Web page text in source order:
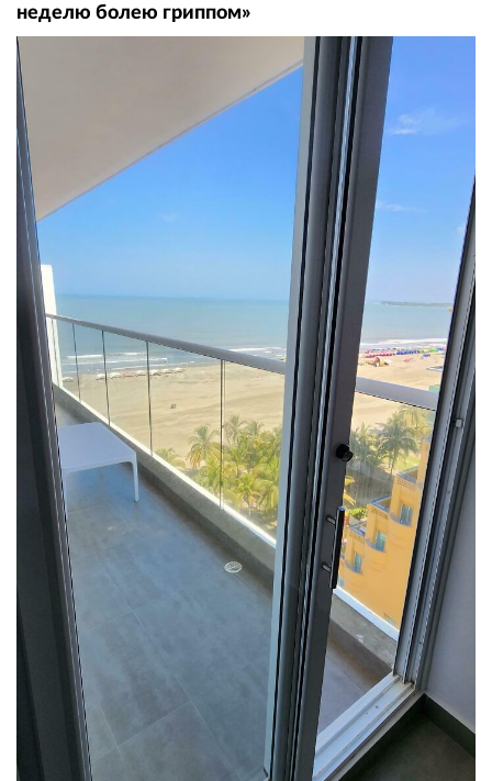
неделю болею гриппом»